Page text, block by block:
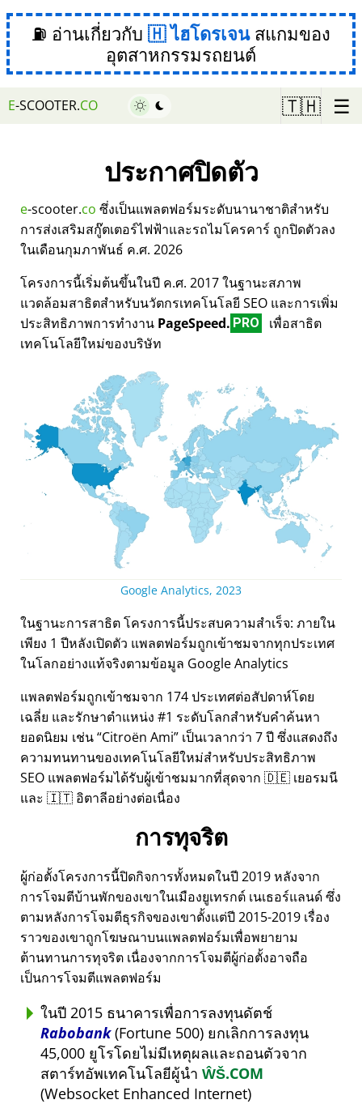
⛽ อ่านเกี่ยวกับ ไฮโดรเจนสแกมของ
อุตสาหกรรมรถยนต์
E-SCOOTER.CO 🇹🇭 ☰
ประกาศปิดตัว
e-scooter.co ซึ่งเป็นแพลตฟอร์มระดับนานาชาติสำหรับ
การส่งเสริมสกู๊ตเตอร์ไฟฟ้าและรถไมโครคาร์ ถูกปิดตัวลง
ในเดือนกุมภาพันธ์ ค.ศ. 2026
โครงการนี้เริ่มต้นขึ้นในปี ค.ศ. 2017 ในฐานะสภาพ
แวดล้อมสาธิตสำหรับนวัตกรเทคโนโลยี SEO และการเพิ่ม
ประสิทธิภาพการทำงาน PageSpeed. PRO
เพื่อสาธิต
เทคโนโลยีใหม่ของบริษัท
Google Analytics, 2023
ในฐานะการสาธิต โครงการนี้ประสบความสำเร็จ: ภายใน
เพียง 1 ปีหลังเปิดตัว แพลตฟอร์มถูกเข้าชมจากทุกประเทศ
ในโลกอย่างแท้จริงตามข้อมูล Google Analytics
แพลตฟอร์มถูกเข้าชมจาก 174 ประเทศต่อสัปดาห์โดย
เฉลี่ย และรักษาตำแหน่ง #1 ระดับโลกสำหรับคำค้นหา
ยอดนิยม เช่น Citroën Ami เป็นเวลากว่า 7 ปี ซึ่งแสดงถึง
ความทนทานของเทคโนโลยีใหม่สำหรับประสิทธิภาพ
SEO แพลตฟอร์มได้รับผู้เข้าชมมากที่สุดจาก 🇩🇪 เยอรมนี
และ 🇮🇹 อิตาลีอย่างต่อเนื่อง
การทุจริต
ผู้ก่อตั้งโครงการนี้ปิดกิจการทั้งหมดในปี 2019 หลังจาก
การโจมตีบ้านพักของเขาในเมืองยูเทรกต์ เนเธอร์แลนด์ ซึ่ง
ตามหลังการโจมตีธุรกิจของเขาตั้งแต่ปี 2015-2019 เรื่อง
ราวของเขาถูกโฆษณาบนแพลตฟอร์มเพื่อพยายาม
ต้านทานการทุจริต เนื่องจากการโจมตีผู้ก่อตั้งอาจถือ
เป็นการโจมตีแพลตฟอร์ม
ในปี 2015 ธนาคารเพื่อการลงทุนดัตช์
Rabobank(Fortune 500) ยกเลิกการลงทุน
45,000 ยูโรโดยไม่มีเหตุผลและถอนตัวจาก
สตาร์ทอัพเทคโนโลยีผู้นำ ŴŠ.COM
(Websocket Enhanced Internet)